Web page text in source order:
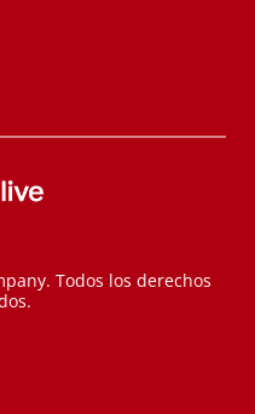
Todos los derechos